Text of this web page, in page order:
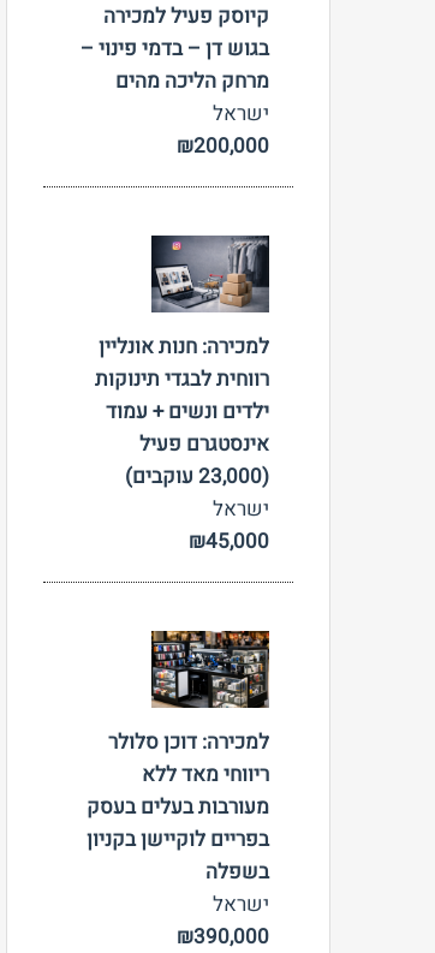
קיוסק פעיל למכירה
בגוש דן – בדמי פינוי –
מרחק הליכה מהים
ישראל
₪200,000
צפה
למכירה: חנות אונליין
רווחית לבגדי תינוקות
ילדים ונשים + עמוד
אינסטגרם פעיל
(23,000 עוקבים)
ישראל
₪45,000
צפה
למכירה: דוכן סלולר
ריווחי מאד ללא
מעורבות בעלים בעסק
בפריים לוקיישן בקניון
בשפלה
ישראל
₪390,000